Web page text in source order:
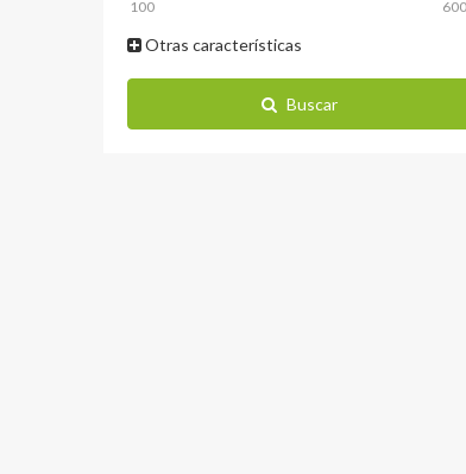
Otras características
Buscar